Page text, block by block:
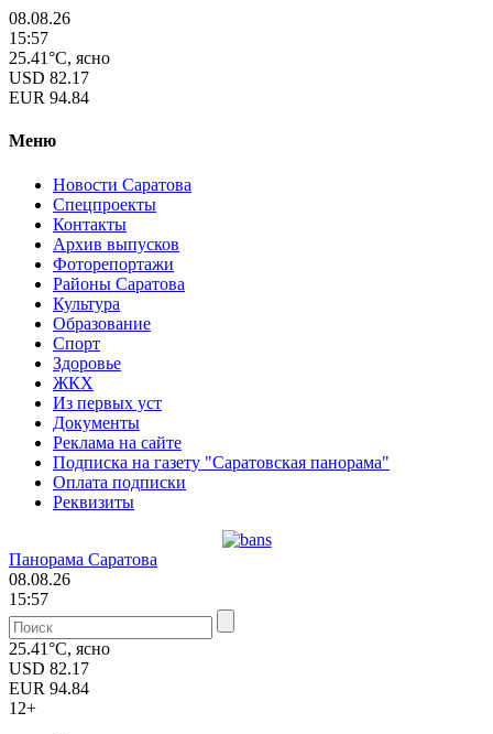
08.08.26
15:57
25.41°C, ясно
USD 82.17
EUR 94.84
Меню
Новости Саратова
Спецпроекты
Контакты
Архив выпусков
Фоторепортажи
Районы Саратова
Культура
Образование
Спорт
Здоровье
ЖКХ
Из пеpвых уст
Документы
Реклама на сайте
Подписка на газету "Саратовская панорама"
Оплата подписки
Реквизиты
Панорама Саратова
08.08.26
15:57
25.41°C, ясно
USD 82.17
EUR 94.84
12+